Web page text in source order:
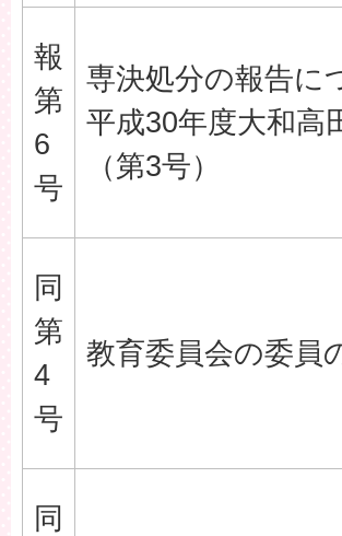
報
第
6
号
専決処分の報告に
平成30年度大和高
（第3号）
同
第
4
号
教育委員会の委員
同